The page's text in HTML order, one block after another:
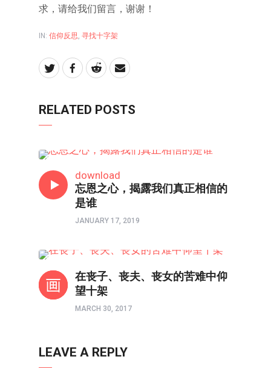
求，请给我们留言，谢谢！
IN: 信仰反思, 寻找十字架
RELATED POSTS
download
忘恩之心，揭露我们真正相信的
是谁
JANUARY 17, 2019
在丧子、丧夫、丧女的苦难中仰
望十架
MARCH 30, 2017
LEAVE A REPLY